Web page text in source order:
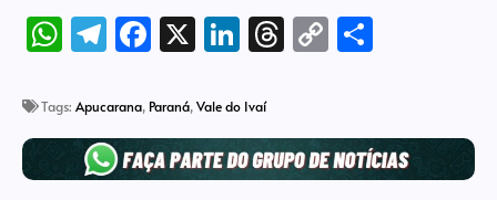
WhatsApp
Telegram
Facebook
X LinkedIn
Threads
Copy
Tags: Apucarana, Paraná,Vale do Ivaí